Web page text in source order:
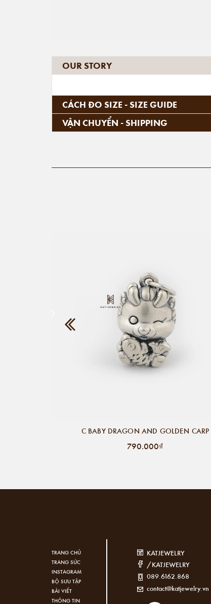
OUR STORY
CÁCH ĐO SIZE - SIZE GUIDE
VẬN CHUYỂN - SHIPPING
C BABY DRAGON AND GOLDEN CARP
790.000₫
TRANG CHỦ
TRANG SỨC
INSTAGRAM
BỘ SƯU TẬP
BÀI VIẾT
THÔNG TIN
KATJEWELRY
/KATJEWELRY
089.6162.868
contact@katjewelry.vn